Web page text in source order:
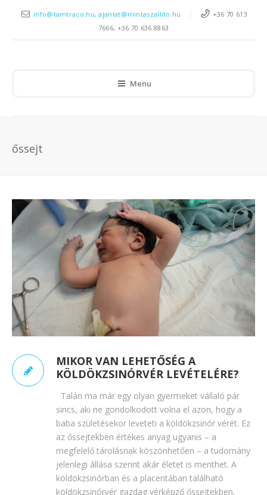
info@tamtraco.hu, ajanlat@mintaszallito.hu
+36 70 613
7666, +36 70 636 8863
Menu
őssejt
MIKOR VAN LEHETŐSÉG A
KÖLDÖKZSINÓRVÉR LEVÉTELÉRE?
Talán ma már egy olyan gyermeket vállaló pár
sincs, aki ne gondolkodott volna el azon, hogy a
baba születésekor leveteti a köldökzsinór vérét. Ez
az őssejtekben értékes anyag ugyanis – a
megfelelő tárolásnak köszönhetően – a tudomány
jelenlegi állása szerint akár életet is menthet. A
köldökzsinórban és a placentában található
köldökzsinórvér gazdag vérképző őssejtekben,